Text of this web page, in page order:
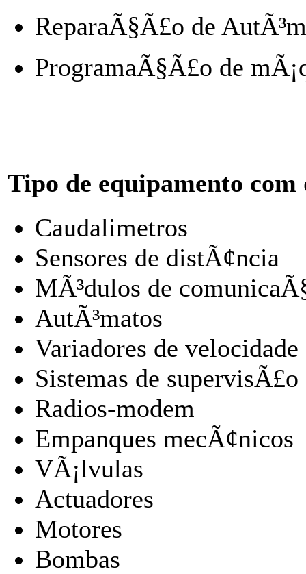
ReparaÃ§Ã£o de
ProgramaÃ§Ã£o de
Tipo de equipamento
Caudalimetros
Sensores de distÃ¢ncia
MÃ³dulos de
AutÃ³matos
Variadores de velocidade
Sistemas de supervisÃ£o
Radios-modem
Empanques mecÃ¢nicos
VÃ¡lvulas
Actuadores
Motores
Bombas